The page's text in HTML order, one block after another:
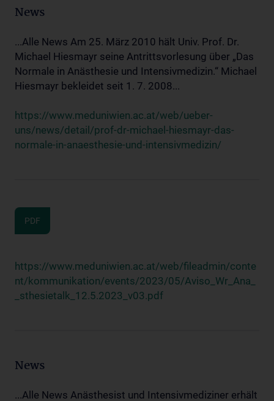
News
...Alle News Am 25. März 2010 hält Univ. Prof. Dr.
Michael Hiesmayr seine Antrittsvorlesung über „Das
Normale in Anästhesie und Intensivmedizin.“ Michael
Hiesmayr bekleidet seit 1. 7. 2008...
https://www.meduniwien.ac.at/web/ueber-
uns/news/detail/prof-dr-michael-hiesmayr-das-
normale-in-anaesthesie-und-intensivmedizin/
PDF
https://www.meduniwien.ac.at/web/fileadmin/conte
nt/kommunikation/events/2023/05/Aviso_Wr_Ana_
_sthesietalk_12.5.2023_v03.pdf
News
...Alle News Anästhesist und Intensivmediziner erhält